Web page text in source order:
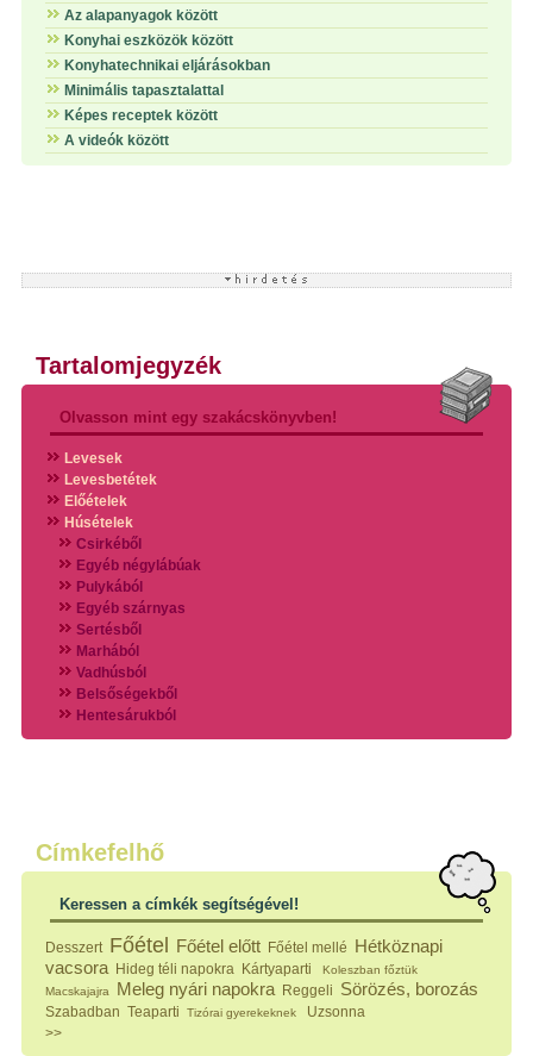
Az alapanyagok között
Konyhai eszközök között
Konyhatechnikai eljárásokban
Minimális tapasztalattal
Képes receptek között
A videók között
Tartalomjegyzék
Olvasson mint egy szakácskönyvben!
Levesek
Levesbetétek
Előételek
Húsételek
Csirkéből
Egyéb négylábúak
Pulykából
Egyéb szárnyas
Sertésből
Marhából
Vadhúsból
Belsőségekből
Hentesárukból
Vadszárnyasokból
Köretek
Klasszikus főzelékek
Zöldséges ételek
Hidegkonyhai készítmények
Főtt tészták
Zsiradékban sült tészták
Sütőben sült tészták
Címkefelhő
Keressen a címkék segítségével!
Desszert Főétel Főétel előtt Főétel mellé Hétköznapi
vacsora Hideg téli napokra Kártyaparti
Koleszban főztük
Macskajajra
Meleg nyári napokra Reggeli Sörözés, borozás
Szabadban Teaparti Tizórai gyerekeknek
Uzsonna
>>